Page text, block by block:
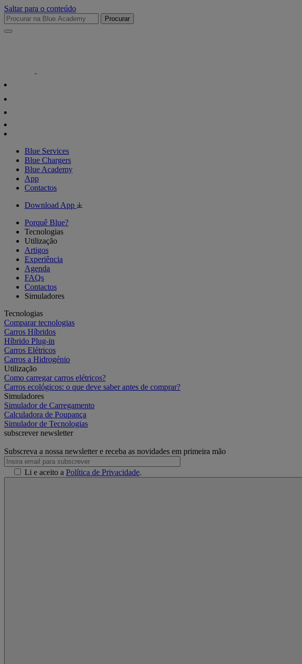
Saltar para o conteúdo
Procurar
Blue Services
Blue Chargers
Blue Academy
App
Contactos
Download App
Porquê Blue?
Tecnologias
Utilização
Artigos
Experiência
Agenda
FAQs
Contactos
Simuladores
Tecnologias
Comparar tecnologias
Carros Híbridos
Híbrido Plug-in
Carros Elétricos
Carros a Hidrogénio
Utilização
Como carregar carros elétricos?
Carros ecológicos: o que deve saber antes de comprar?
Simuladores
Simulador de Carregamento
Calculadora de Poupança
Simulador de Tecnologias
subscrever newsletter
Subscreva a nossa newsletter e receba as novidades em primeira mão
Li e aceito a Política de Privacidade.